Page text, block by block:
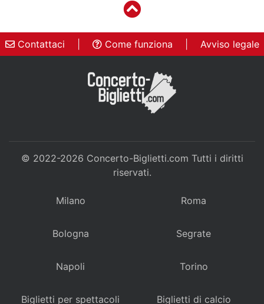
Contattaci Come funziona Avviso legale
© 2022-2026 Concerto-Biglietti.com Tutti i diritti
riservati.
Milano Roma
Bologna Segrate
Napoli Torino
Biglietti per spettacoli Biglietti di calcio